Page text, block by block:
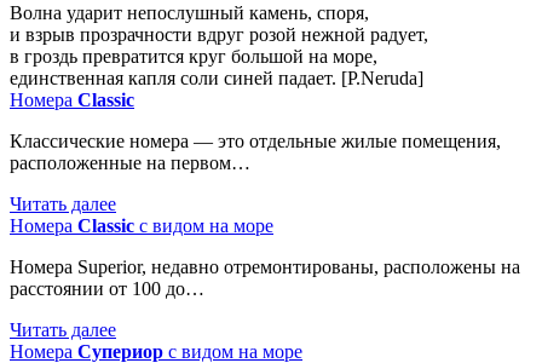
Волна ударит непослушный камень, споря,
и взрыв прозрачности вдруг розой нежной радует,
в гроздь превратится круг большой на море,
единственная капля соли синей падает. [P.Neruda]
Номера Classic
Классические номера — это отдельные жилые помещения,
расположенные на первом…
Читать далее
Номера Classic с видом на море
Номера Superior, недавно отремонтированы, расположены на
расстоянии от 100 до…
Читать далее
Номера Супериор с видом на море